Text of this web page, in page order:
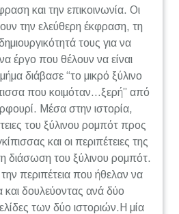
και την επικοινωνία. Οι
την ελεύθερη έκφραση, τη
τους για να
έργο που θέλουν να είναι
διάβασε “το μικρό ξύλινο
που κοιμόταν…ξερή” από
Μέσα στην ιστορία,
του ξύλινου ρομπότ προς
και οι περιπέτειες της
διάσωση του ξύλινου ρομπότ.
περιπέτεια που ήθελαν να
και δουλεύοντας ανά δύο
των δύο ιστοριών.Η μία